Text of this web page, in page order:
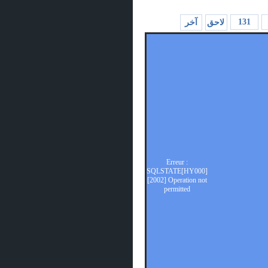
131 لاحق آخر
Erreur :
SQLSTATE[HY000]
[2002] Operation not
permitted